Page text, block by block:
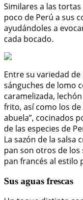
Similares a las
poco de Perú a sus
ayudándoles a
cada bocado.
Entre su variedad
sánguches de lomo
caramelizada,
frito, así como los de
abuela”, cocinados
de las especies de
La sazón de la salsa
pan son otros de
pan francés al estilo
Sus aguas frescas